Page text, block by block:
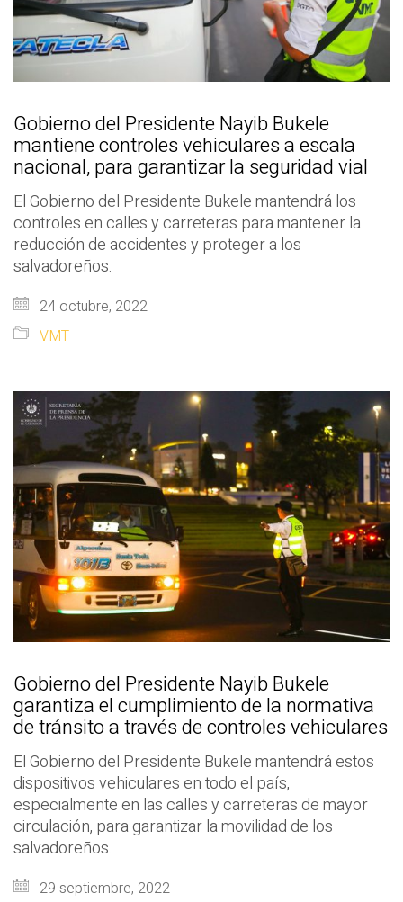
Gobierno del Presidente Nayib Bukele
mantiene controles vehiculares a escala
nacional, para garantizar la seguridad vial
El Gobierno del Presidente Bukele mantendrá los
controles en calles y carreteras para mantener la
reducción de accidentes y proteger a los
salvadoreños.
24 octubre, 2022
VMT
Gobierno del Presidente Nayib Bukele
garantiza el cumplimiento de la normativa
de tránsito a través de controles vehiculares
El Gobierno del Presidente Bukele mantendrá estos
dispositivos vehiculares en todo el país,
especialmente en las calles y carreteras de mayor
circulación, para garantizar la movilidad de los
salvadoreños.
29 septiembre, 2022